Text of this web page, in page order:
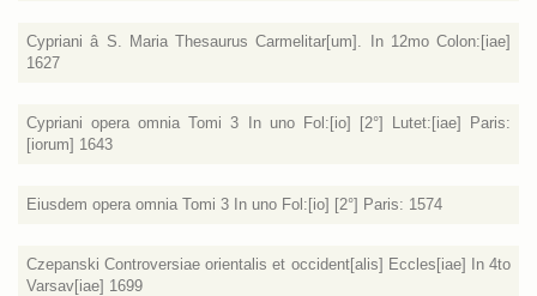
Cypriani â S. Maria Thesaurus Carmelitar[um]. In 12mo Colon:[iae]
1627
Cypriani opera omnia Tomi 3 In uno Fol:[io] [2°] Lutet:[iae] Paris:
[iorum] 1643
Eiusdem opera omnia Tomi 3 In uno Fol:[io] [2°] Paris: 1574
Czepanski Controversiae orientalis et occident[alis] Eccles[iae] In 4to
Varsav[iae] 1699